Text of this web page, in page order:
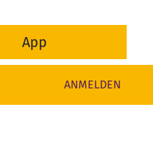
App
ANMELDEN